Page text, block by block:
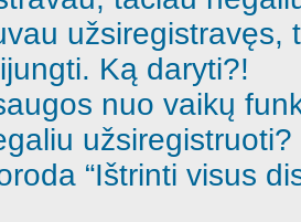
užsiregistravęs,
Ką daryti?!
nuo vaikų
užsiregistruoti?
“Ištrinti visus